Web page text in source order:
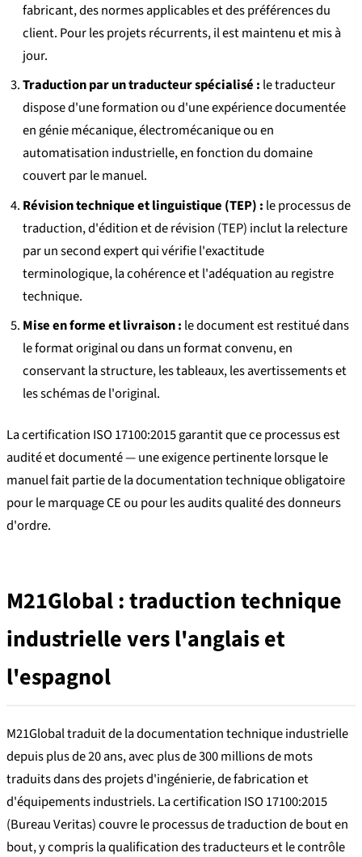
fabricant, des normes applicables et des préférences du
client. Pour les projets récurrents, il est maintenu et mis à
jour.
Traduction par un traducteur spécialisé : le traducteur
dispose d'une formation ou d'une expérience documentée
en génie mécanique, électromécanique ou en
automatisation industrielle, en fonction du domaine
couvert par le manuel.
Révision technique et linguistique (TEP) : le processus de
traduction, d'édition et de révision (TEP) inclut la relecture
par un second expert qui vérifie l'exactitude
terminologique, la cohérence et l'adéquation au registre
technique.
Mise en forme et livraison : le document est restitué dans
le format original ou dans un format convenu, en
conservant la structure, les tableaux, les avertissements et
les schémas de l'original.
La certification ISO 17100:2015 garantit que ce processus est
audité et documenté — une exigence pertinente lorsque le
manuel fait partie de la documentation technique obligatoire
pour le marquage CE ou pour les audits qualité des donneurs
d'ordre.
M21Global : traduction technique
industrielle vers l'anglais et
l'espagnol
M21Global traduit de la documentation technique industrielle
depuis plus de 20 ans, avec plus de 300 millions de mots
traduits dans des projets d'ingénierie, de fabrication et
d'équipements industriels. La certification ISO 17100:2015
(Bureau Veritas) couvre le processus de traduction de bout en
bout, y compris la qualification des traducteurs et le contrôle